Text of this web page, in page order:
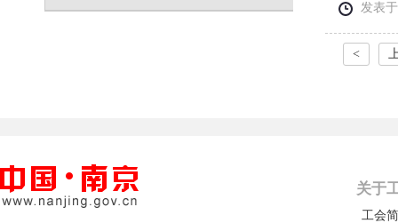
发表
<
关于
工会